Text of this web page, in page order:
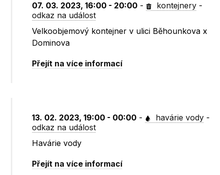
07. 03. 2023, 16:00 - 20:00 - kontejnery -
odkaz na událost
Velkoobjemový kontejner v ulici Běhounkova x
Dominova
Přejít na více informací
13. 02. 2023, 19:00 - 00:00 - havárie vody -
odkaz na událost
Havárie vody
Přejít na více informací